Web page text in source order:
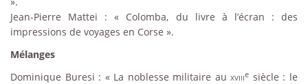
Jean-Pierre Mattei : « Colomba, du livre à l’écran : des
impressions de voyages en Corse ».
Mélanges
Dominique Buresi : « La noblesse militaire auxviiie siècle : le